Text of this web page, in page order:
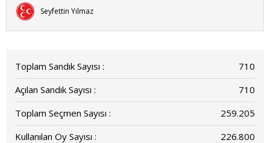
Seyfettin Yılmaz
Toplam Sandık Sayısı :
710
Açılan Sandık Sayısı :
710
Toplam Seçmen Sayısı :
259.205
Kullanılan Oy Sayısı :
226.800